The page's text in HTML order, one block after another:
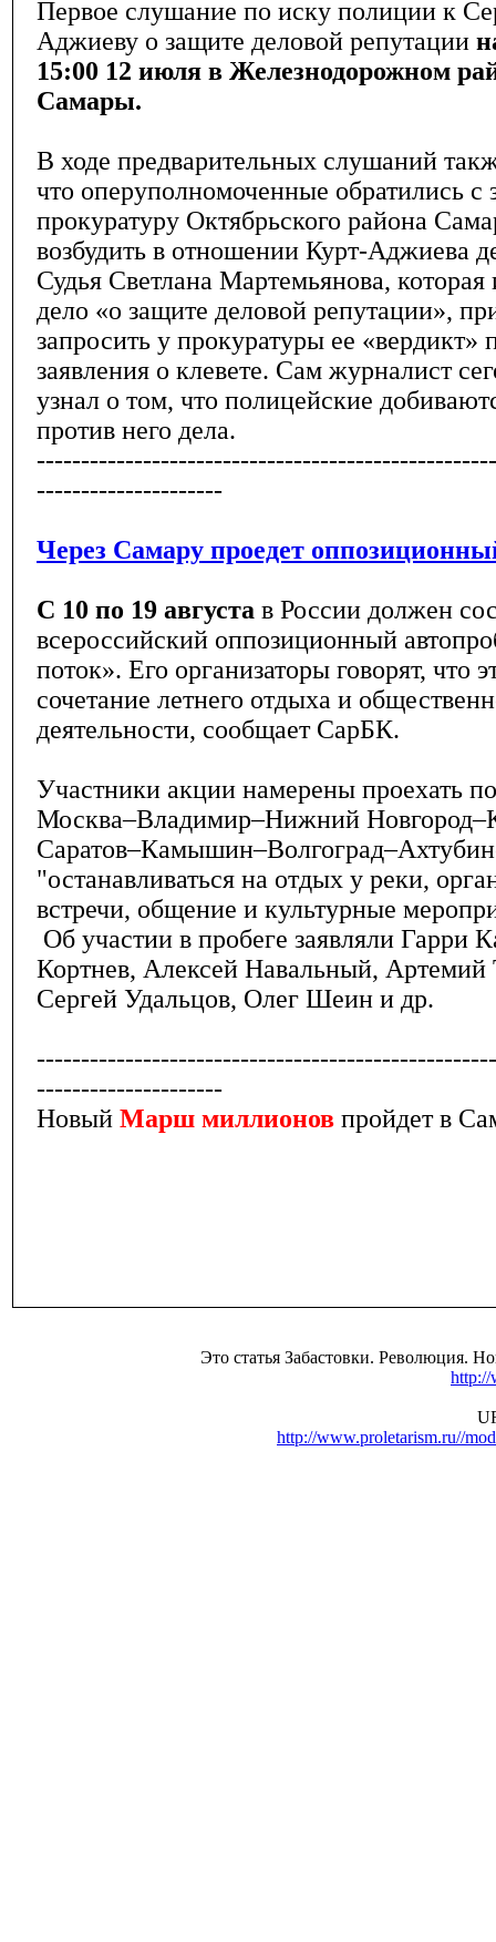
Первое слушание по иску полиции к
Аджиеву о защите деловой репутации
15:00 12 июля в Железнодорожном
Самары.
В ходе предварительных слушаний
что оперуполномоченные обратились с
прокуратуру Октябрьского района
возбудить в отношении Курт-Аджиева
Судья Светлана Мартемьянова, которая
дело «о защите деловой репутации»,
запросить у прокуратуры ее «вердикт»
заявления о клевете. Сам журналист
узнал о том, что полицейские
против него дела.
---------------------
Через Самару проедет
С 10 по 19 августа в России должен
всероссийский оппозиционный
поток». Его организаторы говорят, что
сочетание летнего отдыха и
деятельности, сообщает СарБК.
Участники акции намерены проехать
Москва–Владимир–Нижний
"останавливаться на отдых у реки,
встречи, общение и культурные
Об участии в пробеге заявляли Гарри
Кортнев, Алексей Навальный, Артемий
Сергей Удальцов, Олег Шеин и др.
---------------------
Новый Марш миллионов пройдет в
Это статья Забастовки. Революция.
http://
http://www.proletarism.ru//